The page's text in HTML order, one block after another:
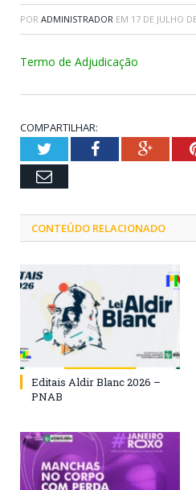
POR ADMINISTRADOR EM 17 DE JULHO
Termo de Adjudicação
COMPARTILHAR:
TwitterFacebook
Email
CONTEÚDO RELACIONADO
Editais Aldir Blanc 2026 –
PNAB